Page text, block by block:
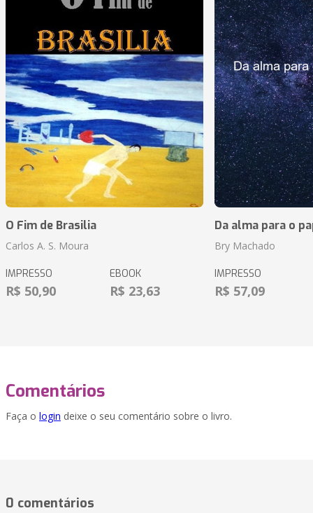
O Fim de Brasilia
Carlos A. S. Moura
IMPRESSO
R$ 50,90
EBOOK
R$ 23,63
Da alma para o
Bry Machado
IMPRESSO
R$ 57,09
Comentários
Faça o login deixe o seu comentário sobre o livro.
0 comentários